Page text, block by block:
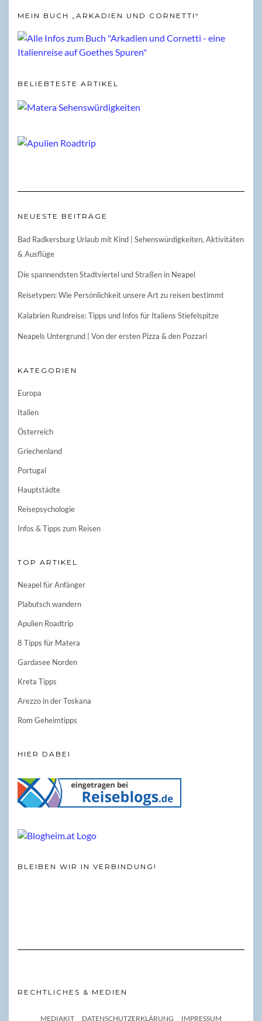
MEIN BUCH „ARKADIEN UND CORNETTI“
BELIEBTESTE ARTIKEL
NEUESTE BEITRÄGE
Bad Radkersburg Urlaub mit Kind | Sehenswürdigkeiten, Aktivitäten
& Ausflüge
Die spannendsten Stadtviertel und Straßen in Neapel
Reisetypen: Wie Persönlichkeit unsere Art zu reisen bestimmt
Kalabrien Rundreise: Tipps und Infos für Italiens Stiefelspitze
Neapels Untergrund | Von der ersten Pizza & den Pozzari
KATEGORIEN
Europa
Italien
Österreich
Griechenland
Portugal
Hauptstädte
Reisepsychologie
Infos & Tipps zum Reisen
TOP ARTIKEL
Neapel für Anfänger
Plabutsch wandern
Apulien Roadtrip
8 Tipps für Matera
Gardasee Norden
Kreta Tipps
Arezzo in der Toskana
Rom Geheimtipps
HIER DABEI
BLEIBEN WIR IN VERBINDUNG!
RECHTLICHES & MEDIEN
MEDIAKIT DATENSCHUTZERKLÄRUNG IMPRESSUM